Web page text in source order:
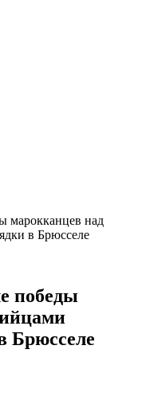
марокканцев над
в Брюсселе
победы
Брюсселе